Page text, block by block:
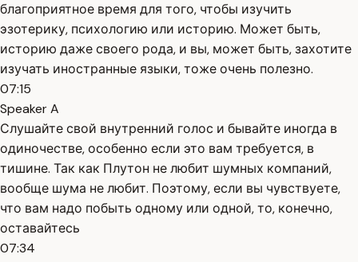
благоприятное время для того, чтобы изучить
эзотерику, психологию или историю. Может быть,
историю даже своего рода, и вы, может быть, захотите
изучать иностранные языки, тоже очень полезно.
07:15
Speaker A
Слушайте свой внутренний голос и бывайте иногда в
одиночестве, особенно если это вам требуется, в
тишине. Так как Плутон не любит шумных компаний,
вообще шума не любит. Поэтому, если вы чувствуете,
что вам надо побыть одному или одной, то, конечно,
оставайтесь
07:34